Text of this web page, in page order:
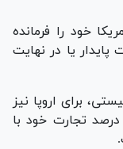
خود را فرمانده
یا در نهایت
برای اروپا نیز
است؛ اروپا برای منابع حیاتی و ۴۰ درصد تجارت خود با